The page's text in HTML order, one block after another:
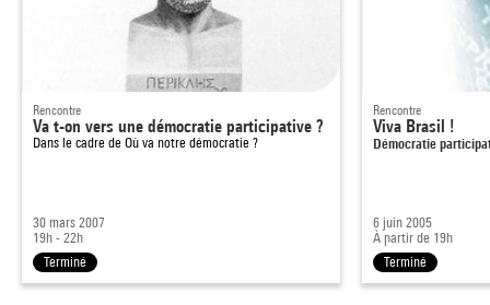
Rencontre
Va t-on vers une démocratie participative ?
Dans le cadre de Où va notre démocratie ?
30 mars 2007
19h - 22h
Terminé
Rencontre
Viva Brasil !
Démocratie
6 juin 2005
À partir de 19h
Terminé